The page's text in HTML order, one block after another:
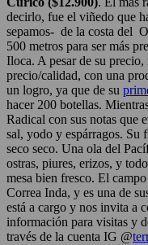
decirlo, fue el viñedo que
sepamos- de la costa del
500 metros para ser más
Iloca. A pesar de su
precio/calidad, con una
un logro, ya que de su
hacer 200 botellas.
Radical con sus notas que
sal, yodo y espárragos. Su
seco seco. Una ola del
ostras, piures, erizos, y
mesa bien fresco. El
Correa Inda, y es una de
está a cargo y nos invita a
información para visitas y
través de la cuenta IG @